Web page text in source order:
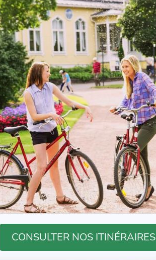
CONSULTER NOS ITINÉRAIRES